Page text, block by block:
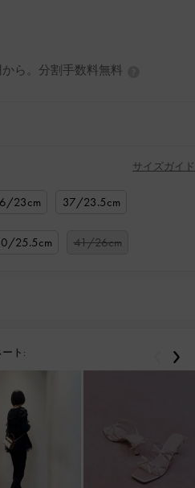
ら。分割手数料無料
サイズガイド
23cm 37/23.5cm
25.5cm 41/26cm
ト: 戻る